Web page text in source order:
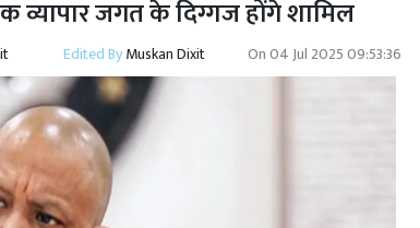
जगत के दिग्गज होंगे शामिल
Edited ByMuskan Dixit On04 Jul 2025 09:53:36